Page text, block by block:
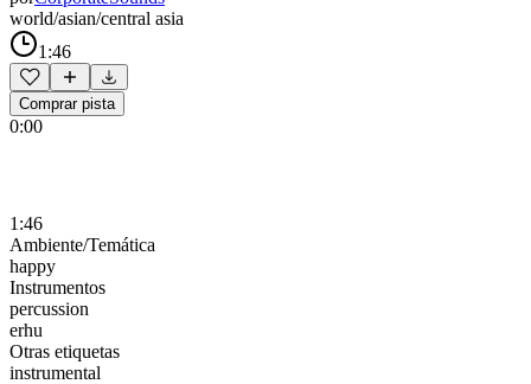
world/asian/central asia
1:46
Comprar pista
0:00
1:46
Ambiente/Temática
happy
Instrumentos
percussion
erhu
Otras etiquetas
instrumental